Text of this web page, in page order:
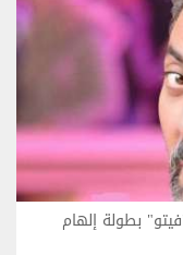
بطولة إلهام